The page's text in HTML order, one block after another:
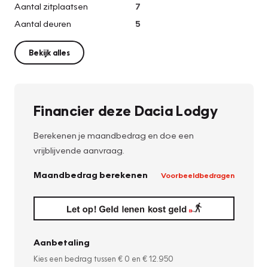
Aantal zitplaatsen
7
Aantal deuren
5
Bekijk alles
Financier deze Dacia Lodgy
Berekenen je maandbedrag en doe een
vrijblijvende aanvraag.
Maandbedrag berekenen Voorbeeldbedragen
Aanbetaling
Kies een bedrag tussen € 0 en € 12.950